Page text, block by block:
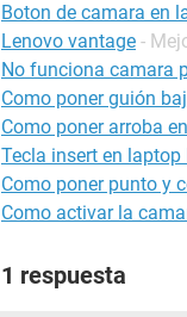
Boton de camara en
Lenovo vantage -
No funciona camara
Como poner guión
Como poner arroba
Tecla insert en laptop
Como poner punto y
Como activar la
1 respuesta